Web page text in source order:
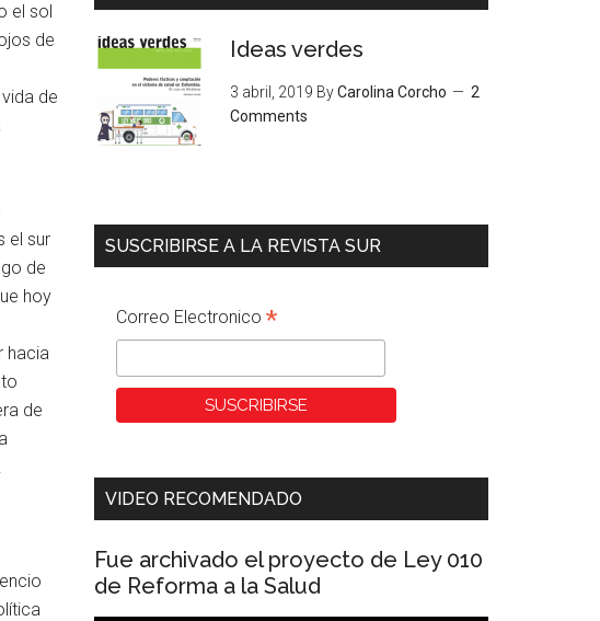
el sol
de
de
el sur
de
hoy
hacia
de
Ideas verdes
3 abril, 2019 ByCarolina Corcho
2
Comments
SUSCRIBIRSE A LA REVISTA SUR
Correo Electronico *
VIDEO RECOMENDADO
Fue archivado el proyecto de Ley 010
de Reforma a la Salud